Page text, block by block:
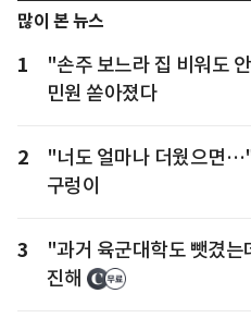
많이 본 뉴스
1
"손주 보느라 집 비워도
민원 쏟아졌다
2
"너도 얼마나 더웠으면
구렁이
3
"과거 육군대학도 뺏겼
진해